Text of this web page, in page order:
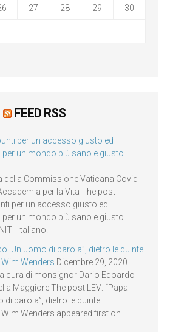
27 28 29 30
FEED RSS
per un accesso giusto ed
per un mondo più sano e giusto
della Commissione Vaticana Covid-
per la Vita The post Il
per un accesso giusto ed
per un mondo più sano e giusto
- Italiano.
Un uomo di parola”, dietro le quinte
Wenders Dicembre 29, 2020
cura di monsignor Dario Edoardo
Maggiore The post LEV: “Papa
parola”, dietro le quinte
Wenders appeared first on